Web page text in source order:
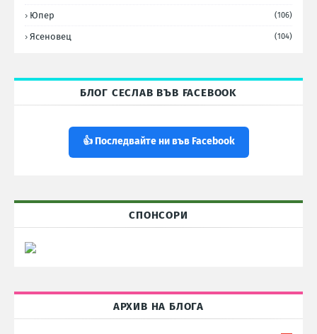
Юпер (106)
Ясеновец (104)
БЛОГ СЕСЛАВ ВЪВ FACEBOOK
👍 Последвайте ни във Facebook
СПОНСОРИ
АРХИВ НА БЛОГА